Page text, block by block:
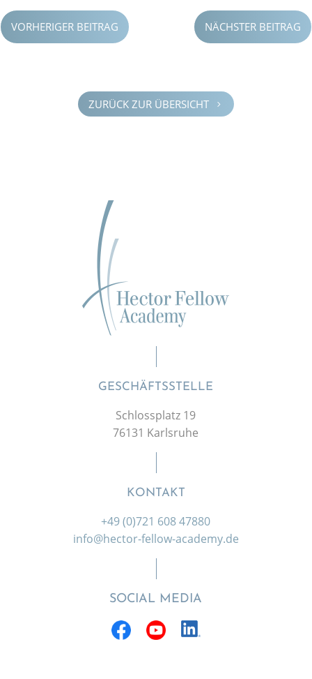
VORHERIGER BEITRAG NÄCHSTER BEITRAG
ZURÜCK ZUR ÜBERSICHT 5
GESCHÄFTSSTELLE
Schlossplatz 19
76131 Karlsruhe
KONTAKT
+49 (0)721 608 47880
info@hector-fellow-academy.de
SOCIAL MEDIA